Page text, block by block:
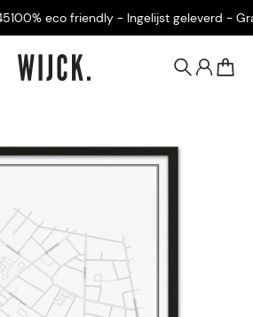
eco friendly - Ingelijst geleverd -